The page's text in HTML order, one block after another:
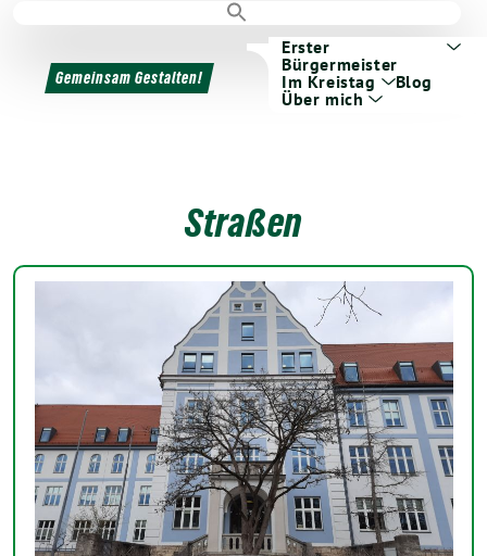
Gemeinsam Gestalten!
Erster
Bürgermeister
Im Kreistag
Blog
Über mich
Straßen